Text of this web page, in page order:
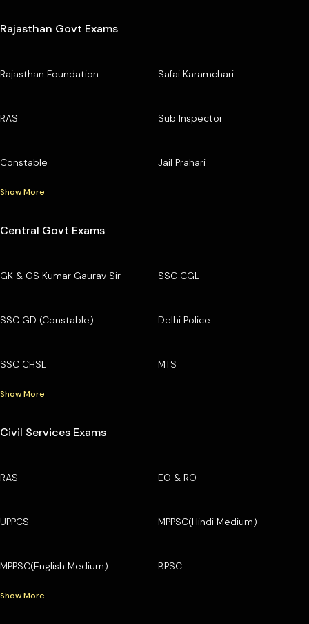
Rajasthan Govt Exams
Rajasthan Foundation Safai Karamchari
RAS Sub Inspector
Constable Jail Prahari
Show More
Central Govt Exams
GK & GS Kumar Gaurav Sir SSC CGL
SSC GD (Constable) Delhi Police
SSC CHSL MTS
Show More
Civil Services Exams
RAS EO & RO
UPPCS MPPSC(Hindi Medium)
MPPSC(English Medium) BPSC
Show More